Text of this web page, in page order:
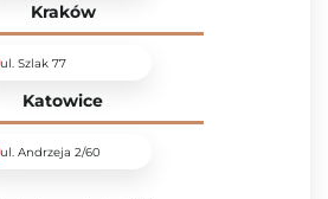
Kraków
ul. Szlak 77
Katowice
ul. Andrzeja 2/60